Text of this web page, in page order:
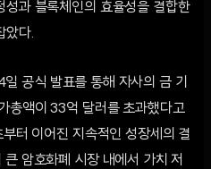
과 블록체인의 효율성을 결합한
았다.
공식 발표를 통해 자사의 금 기
총액이 33억 달러를 초과했다고
터 이어진 지속적인 성장세의 결
암호화폐 시장 내에서 가치 저